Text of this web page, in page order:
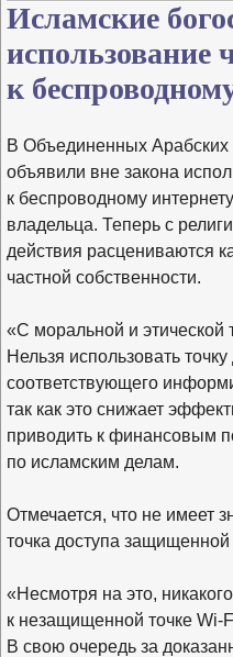
Исламские
использование
к
В Объединенных
объявили вне закона
к беспроводному
владельца. Теперь с
действия расцениваются
частной собственности.
«С моральной и этической
Нельзя использовать
соответствующего
так как это снижает
приводить к финансовым
по исламским делам.
Отмечается, что не имеет
точка доступа защищенной
«Несмотря на это,
к незащищенной точке Wi-
В свою очередь за